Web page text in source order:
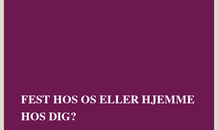
FEST HOS OS ELLER HJEMME
HOS DIG?